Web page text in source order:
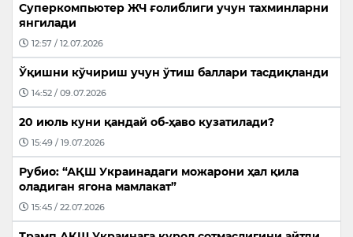
Суперкомпьютер ЖЧ ғолиблиги учун тахминларни
янгилади
12:57 / 12.07.2026
Ўқишни кўчириш учун ўтиш баллари тасдиқланди
14:52 / 09.07.2026
20 июль куни қандай об-ҳаво кузатилади?
15:49 / 19.07.2026
Рубио: “АҚШ Украинадаги можарони ҳал қила
оладиган ягона мамлакат”
15:45 / 22.07.2026